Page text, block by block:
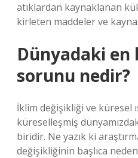
atıklardan kaynaklanan
kirleten maddeler ve
Dünyadaki en
sorunu nedir?
İklim değişikliği ve küresel
küreselleşmiş
biridir. Ne yazık ki
değişikliğinin başlıca